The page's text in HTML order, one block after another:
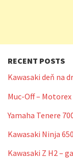
RECENT POSTS
Kawasaki deň na
Muc-Off –
Yamaha Tenere
Kawasaki Ninja
Kawasaki Z H2 –